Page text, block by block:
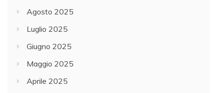
Agosto 2025
Luglio 2025
Giugno 2025
Maggio 2025
Aprile 2025